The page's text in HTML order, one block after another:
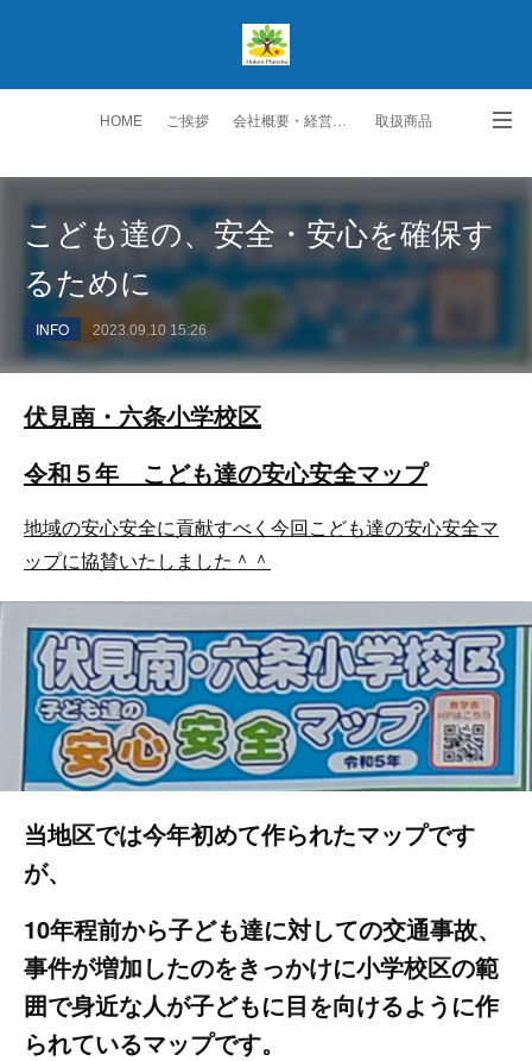
HOME ご挨拶 会社概要・経営理念 取扱商品
勧誘方針・個人情報保護方針 交通アクセス お問い合わせ・ご要望
こども達の、安全・安心を確保す
るために
INFO 2023.09.10 15:26
伏見南・六条小学校区
令和５年 こども達の安心安全マップ
地域の安心安全に貢献すべく今回こども達の安心安全マ
ップに協賛いたしました＾＾
当地区では今年初めて作られたマップです
が、
10年程前から子ども達に対しての交通事故、
事件が増加したのをきっかけに小学校区の範
囲で身近な人が子どもに目を向けるように作
られているマップです。